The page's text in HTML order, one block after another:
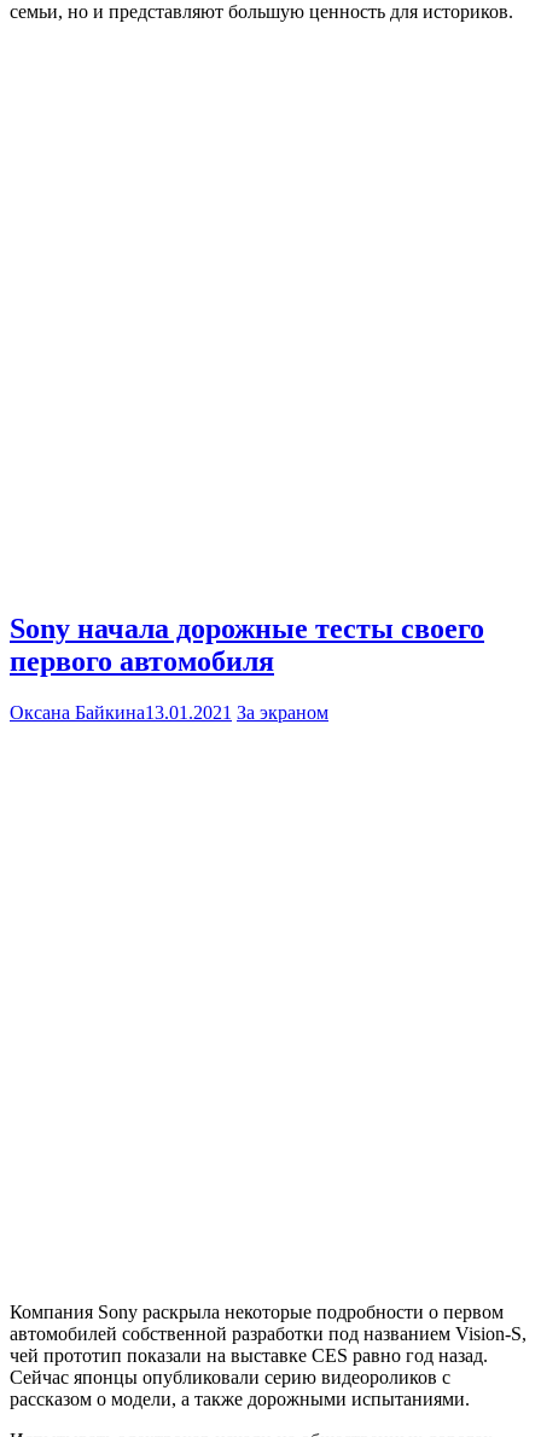
семьи, но и представляют большую ценность для историков.
Sony начала дорожные тесты своего
первого автомобиля
Оксана Байкина13.01.2021 За экраном
Компания Sony раскрыла некоторые подробности о первом
автомобилей собственной разработки под названием Vision-S,
чей прототип показали на выставке CES равно год назад.
Сейчас японцы опубликовали серию видеороликов с
рассказом о модели, а также дорожными испытаниями.